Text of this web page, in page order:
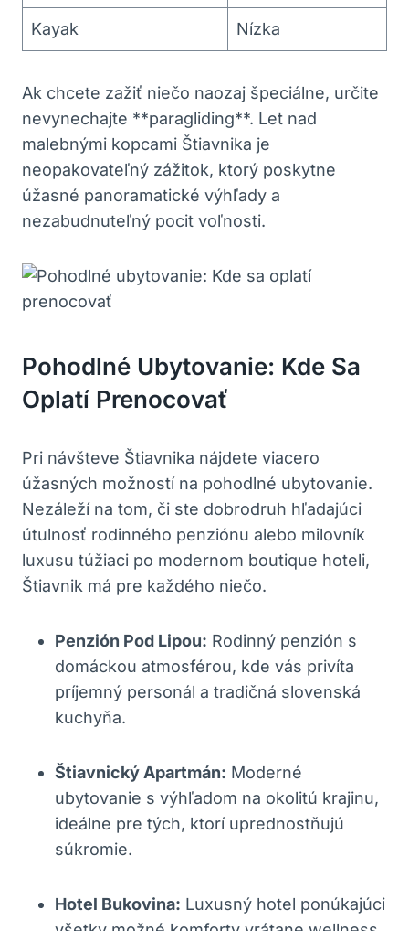
Kayak Nízka
Ak chcete zažiť niečo naozaj špeciálne, určite ​
nevynechajte **paragliding**. Let nad
malebnými kopcami Štiavnika je
neopakovateľný zážitok,‍ ktorý poskytne
úžasné panoramatické výhľady a
nezabudnuteľný pocit voľnosti.
Pohodlné ​ubytovanie: Kde Sa
Oplatí Prenocovať
Pri návšteve Štiavnika⁣ nájdete viacero
úžasných možností na pohodlné ubytovanie.
Nezáleží na tom, či ste ⁣dobrodruh hľadajúci
útulnosť rodinného penziónu alebo​ milovník
luxusu‌ túžiaci po modernom boutique hoteli,
Štiavnik má pre každého niečo.
Penzión‍ Pod Lipou: Rodinný penzión ‍s
domáckou atmosférou, kde vás privíta
⁢príjemný personál a tradičná‌ slovenská
kuchyňa.
Štiavnický Apartmán: Moderné
ubytovanie s výhľadom⁣ na okolitú krajinu,
ideálne pre tých, ‌ktorí uprednostňujú
súkromie.
Hotel Bukovina: Luxusný hotel ponúkajúci